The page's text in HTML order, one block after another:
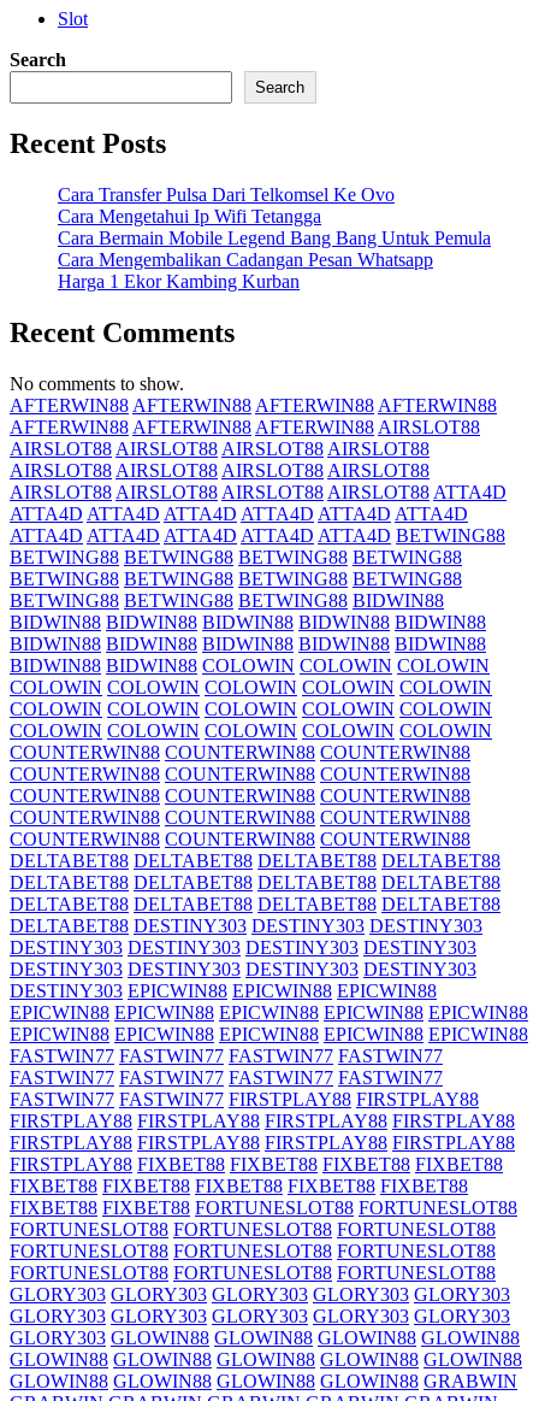
Slot
Search
Search
Recent Posts
Cara Transfer Pulsa Dari Telkomsel Ke Ovo
Cara Mengetahui Ip Wifi Tetangga
Cara Bermain Mobile Legend Bang Bang Untuk Pemula
Cara Mengembalikan Cadangan Pesan Whatsapp
Harga 1 Ekor Kambing Kurban
Recent Comments
No comments to show.
AFTERWIN88 AFTERWIN88 AFTERWIN88 AFTERWIN88
AFTERWIN88 AFTERWIN88 AFTERWIN88 AIRSLOT88
AIRSLOT88 AIRSLOT88 AIRSLOT88 AIRSLOT88
AIRSLOT88 AIRSLOT88 AIRSLOT88 AIRSLOT88
AIRSLOT88 AIRSLOT88 AIRSLOT88 AIRSLOT88 ATTA4D
ATTA4D ATTA4D ATTA4D ATTA4D ATTA4D ATTA4D
ATTA4D ATTA4D ATTA4D ATTA4D ATTA4D BETWING88
BETWING88 BETWING88 BETWING88 BETWING88
BETWING88 BETWING88 BETWING88 BETWING88
BETWING88 BETWING88 BETWING88 BIDWIN88
BIDWIN88 BIDWIN88 BIDWIN88 BIDWIN88 BIDWIN88
BIDWIN88 BIDWIN88 BIDWIN88 BIDWIN88 BIDWIN88
BIDWIN88 BIDWIN88 COLOWIN COLOWIN COLOWIN
COLOWIN COLOWIN COLOWIN COLOWIN COLOWIN
COLOWIN COLOWIN COLOWIN COLOWIN COLOWIN
COLOWIN COLOWIN COLOWIN COLOWIN COLOWIN
COUNTERWIN88 COUNTERWIN88 COUNTERWIN88
COUNTERWIN88 COUNTERWIN88 COUNTERWIN88
COUNTERWIN88 COUNTERWIN88 COUNTERWIN88
COUNTERWIN88 COUNTERWIN88 COUNTERWIN88
COUNTERWIN88 COUNTERWIN88 COUNTERWIN88
DELTABET88 DELTABET88 DELTABET88 DELTABET88
DELTABET88 DELTABET88 DELTABET88 DELTABET88
DELTABET88 DELTABET88 DELTABET88 DELTABET88
DELTABET88 DESTINY303 DESTINY303 DESTINY303
DESTINY303 DESTINY303 DESTINY303 DESTINY303
DESTINY303 DESTINY303 DESTINY303 DESTINY303
DESTINY303 EPICWIN88 EPICWIN88 EPICWIN88
EPICWIN88 EPICWIN88 EPICWIN88 EPICWIN88 EPICWIN88
EPICWIN88 EPICWIN88 EPICWIN88 EPICWIN88 EPICWIN88
FASTWIN77 FASTWIN77 FASTWIN77 FASTWIN77
FASTWIN77 FASTWIN77 FASTWIN77 FASTWIN77
FASTWIN77 FASTWIN77 FIRSTPLAY88 FIRSTPLAY88
FIRSTPLAY88 FIRSTPLAY88 FIRSTPLAY88 FIRSTPLAY88
FIRSTPLAY88 FIRSTPLAY88 FIRSTPLAY88 FIRSTPLAY88
FIRSTPLAY88 FIXBET88 FIXBET88 FIXBET88 FIXBET88
FIXBET88 FIXBET88 FIXBET88 FIXBET88 FIXBET88
FIXBET88 FIXBET88 FORTUNESLOT88 FORTUNESLOT88
FORTUNESLOT88 FORTUNESLOT88 FORTUNESLOT88
FORTUNESLOT88 FORTUNESLOT88 FORTUNESLOT88
FORTUNESLOT88 FORTUNESLOT88 FORTUNESLOT88
GLORY303 GLORY303 GLORY303 GLORY303 GLORY303
GLORY303 GLORY303 GLORY303 GLORY303 GLORY303
GLORY303 GLOWIN88 GLOWIN88 GLOWIN88 GLOWIN88
GLOWIN88 GLOWIN88 GLOWIN88 GLOWIN88 GLOWIN88
GLOWIN88 GLOWIN88 GLOWIN88 GLOWIN88 GRABWIN